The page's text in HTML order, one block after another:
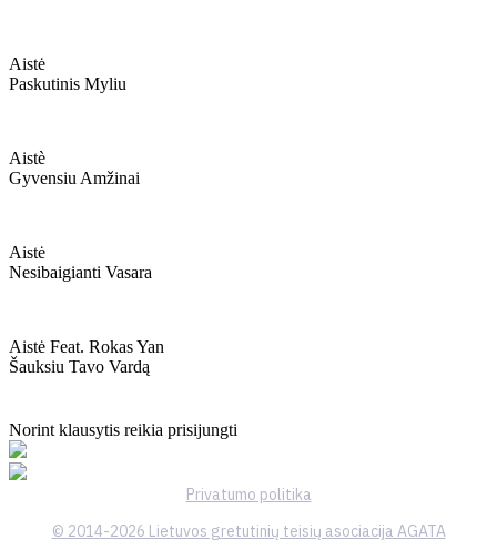
Aistė
Paskutinis Myliu
Aistè
Gyvensiu Amžinai
Aistė
Nesibaigianti Vasara
Aistė Feat. Rokas Yan
Šauksiu Tavo Vardą
Norint klausytis reikia prisijungti
Privatumo politika
© 2014-2026 Lietuvos gretutinių teisių asociacija AGATA